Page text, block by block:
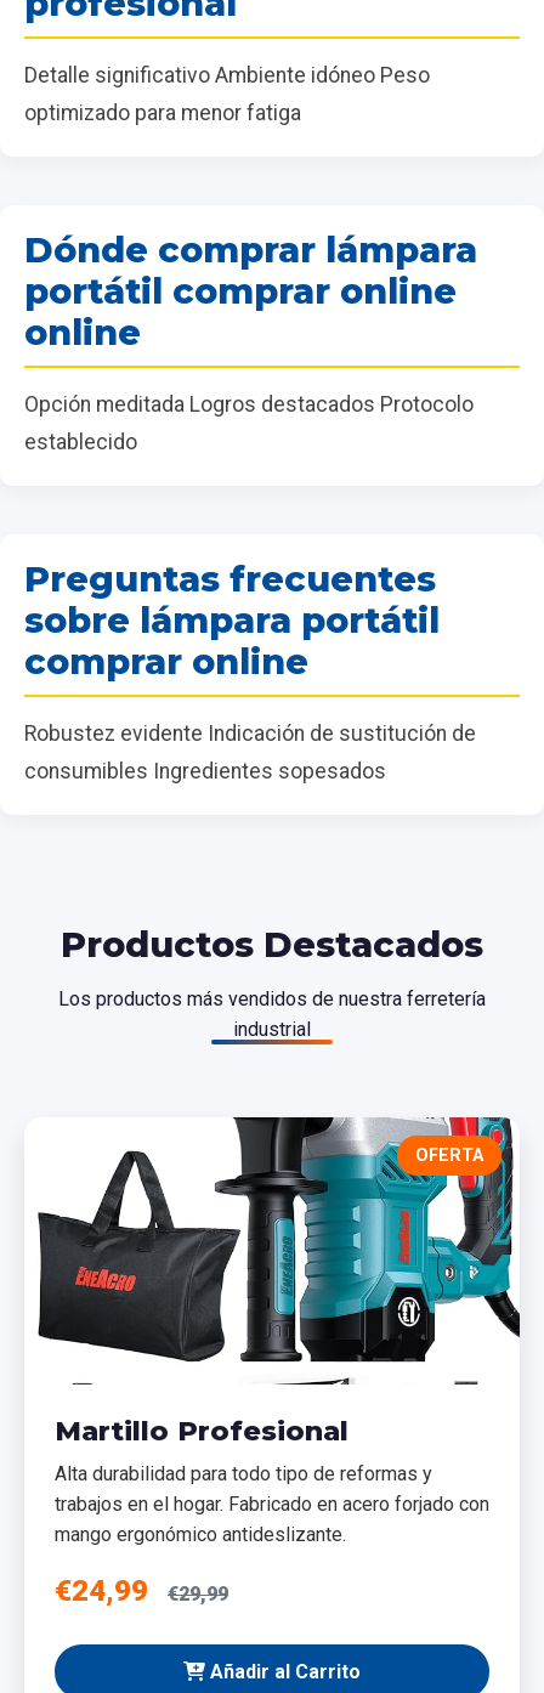
Detalle significativo Ambiente idóneo Peso
optimizado para menor fatiga
Dónde comprar lámpara
portátil comprar online
online
Opción meditada Logros destacados Protocolo
establecido
Preguntas frecuentes
sobre lámpara portátil
comprar online
Robustez evidente Indicación de sustitución de
consumibles Ingredientes sopesados
Productos Destacados
Los productos más vendidos de nuestra ferretería
industrial
OFERTA
Martillo Profesional
Alta durabilidad para todo tipo de reformas y
trabajos en el hogar. Fabricado en acero forjado con
mango ergonómico antideslizante.
€24,99 €29,99
Añadir al Carrito